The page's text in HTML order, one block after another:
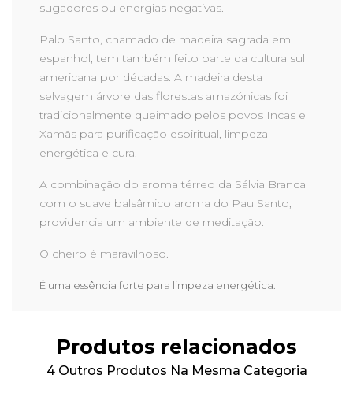
sugadores ou energias negativas.
Palo Santo, chamado de madeira sagrada em
espanhol, tem também feito parte da cultura sul
americana por décadas. A madeira desta
selvagem árvore das florestas amazónicas foi
tradicionalmente queimado pelos povos Incas e
Xamãs para purificação espiritual, limpeza
energética e cura.
A combinação do aroma térreo da Sálvia Branca
com o suave balsâmico aroma do Pau Santo,
providencia um ambiente de meditação.
O cheiro é maravilhoso.
É uma essência forte para limpeza energética.
Produtos relacionados
4 Outros Produtos Na Mesma Categoria